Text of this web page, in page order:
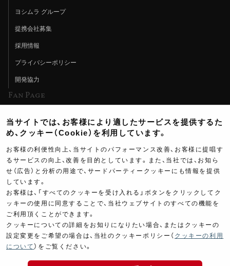
ヨシムラ グループ
提携会社募集
採用情報
プライバシーポリシー
開発協力
Fan Page
ヨシムラTV
イベント情報
イベントスケジュール
ツーリングブレイクタイム
製品ポスター
当サイトでは、お客様により適したサービスを提供するた
め、クッキー（Cookie）を利用しています。
お客様の利便性向上、当サイトのパフォーマンス改善、お客様に提唱す
るサービスの向上、改善を目的としています。また、当社では、お知ら
せ（広告）と分析の用途で、サードパーティークッキーにも情報を提供
しています。
お客様は、「すべてのクッキーを受け入れる」ボタンをクリックしてク
ッキーの使用に同意することで、当社ウェブサイトのすべての機能を
ご利用頂くことができます。
クッキーについての詳細をお知りになりたい場合、またはクッキーの
設定変更をご希望の場合は、当社のクッキーポリシー（ クッキーの利用
について ）をご覧ください。